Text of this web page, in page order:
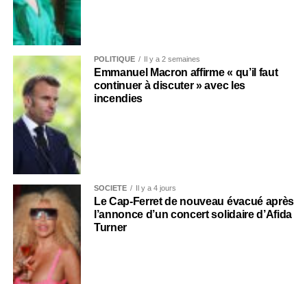
POLITIQUE Il y a 2 semaines
Emmanuel Macron affirme « qu’il faut
continuer à discuter » avec les
incendies
SOCIÉTÉ Il y a 4 jours
Le Cap-Ferret de nouveau évacué après
l’annonce d’un concert solidaire d’Afida
Turner